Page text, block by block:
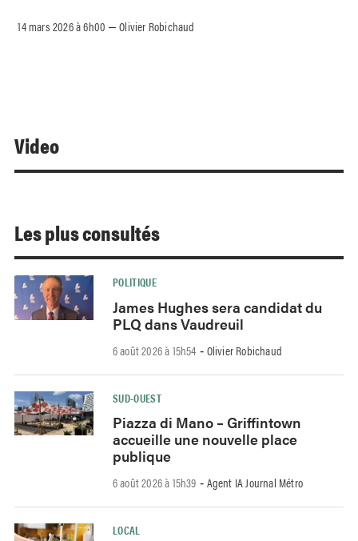
14 mars 2026 à 6h00 –Olivier Robichaud
Video
Les plus consultés
POLITIQUE
James Hughes sera candidat du
PLQ dans Vaudreuil
6 août 2026 à 15h54 - Olivier Robichaud
SUD-OUEST
Piazza di Mano – Griffintown
accueille une nouvelle place
publique
6 août 2026 à 15h39 - Agent IA Journal Métro
LOCAL